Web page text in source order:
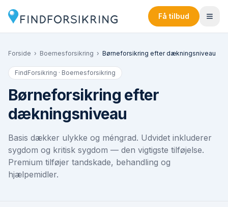
Få tilbud
Forside › Boernesforsikring › Børneforsikring efter dækningsniveau
FindForsikring · Boernesforsikring
Børneforsikring efter
dækningsniveau
Basis dækker ulykke og méngrad. Udvidet inkluderer
sygdom og kritisk sygdom — den vigtigste tilføjelse.
Premium tilføjer tandskade, behandling og
hjælpemidler.